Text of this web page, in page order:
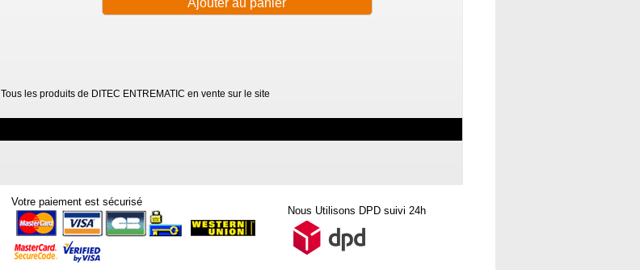
Tous les produits de DITEC ENTREMATIC en vente sur le site
Votre paiement est sécurisé
Nous Utilisons DPD suivi 24h